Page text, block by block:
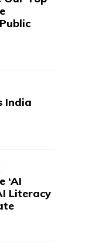
India
‘AI
Literacy